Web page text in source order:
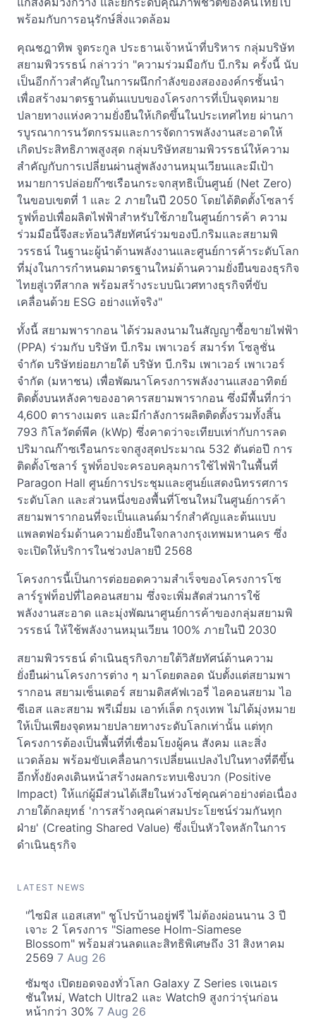
พร้อมกับการอนุรักษ์สิ่งแวดล้อม
คุณชฎาทิพ จูตระกูล ประธานเจ้าหน้าที่บริหาร กลุ่มบริษัท
สยามพิวรรธน์ กล่าวว่า "ความร่วมมือกับ บี.กริม ครั้งนี้ นับ
เป็นอีกก้าวสำคัญในการผนึกกำลังของสององค์กรชั้นนำ
เพื่อสร้างมาตรฐานต้นแบบของโครงการที่เป็นจุดหมาย
ปลายทางแห่งความยั่งยืนให้เกิดขึ้นในประเทศไทย ผ่านกา
รบูรณาการนวัตกรรมและการจัดการพลังงานสะอาดให้
เกิดประสิทธิภาพสูงสุด กลุ่มบริษัทสยามพิวรรธน์ให้ความ
สำคัญกับการเปลี่ยนผ่านสู่พลังงานหมุนเวียนและมีเป้า
หมายการปล่อยก๊าซเรือนกระจกสุทธิเป็นศูนย์ (Net Zero)
ในขอบเขตที่ 1 และ 2 ภายในปี 2050 โดยได้ติดตั้งโซลาร์
รูฟท็อปเพื่อผลิตไฟฟ้าสำหรับใช้ภายในศูนย์การค้า ความ
ร่วมมือนี้จึงสะท้อนวิสัยทัศน์ร่วมของบี.กริมและสยามพิ
วรรธน์ ในฐานะผู้นำด้านพลังงานและศูนย์การค้าระดับโลก
ที่มุ่งในการกำหนดมาตรฐานใหม่ด้านความยั่งยืนของธุรกิจ
ไทยสู่เวทีสากล พร้อมสร้างระบบนิเวศทางธุรกิจที่ขับ
เคลื่อนด้วย ESG อย่างแท้จริง"
ทั้งนี้ สยามพารากอน ได้ร่วมลงนามในสัญญาซื้อขายไฟฟ้า
(PPA) ร่วมกับ บริษัท บี.กริม เพาเวอร์ สมาร์ท โซลูชั่น
จำกัด บริษัทย่อยภายใต้ บริษัท บี.กริม เพาเวอร์ เพาเวอร์
จำกัด (มหาชน) เพื่อพัฒนาโครงการพลังงานแสงอาทิตย์
ติดตั้งบนหลังคาของอาคารสยามพารากอน ซึ่งมีพื้นที่กว่า
4,600 ตารางเมตร และมีกำลังการผลิตติดตั้งรวมทั้งสิ้น
793 กิโลวัตต์พีค (kWp) ซึ่งคาดว่าจะเทียบเท่ากับการลด
ปริมาณก๊าซเรือนกระจกสูงสุดประมาณ 532 ตันต่อปี การ
ติดตั้งโซลาร์ รูฟท็อปจะครอบคลุมการใช้ไฟฟ้าในพื้นที่
Paragon Hall ศูนย์การประชุมและศูนย์แสดงนิทรรศการ
ระดับโลก และส่วนหนึ่งของพื้นที่โซนใหม่ในศูนย์การค้า
สยามพารากอนที่จะเป็นแลนด์มาร์กสำคัญและต้นแบบ
แพลตฟอร์มด้านความยั่งยืนใจกลางกรุงเทพมหานคร ซึ่ง
จะเปิดให้บริการในช่วงปลายปี 2568
โครงการนี้เป็นการต่อยอดความสำเร็จของโครงการโซ
ลาร์รูฟท็อปที่ไอคอนสยาม ซึ่งจะเพิ่มสัดส่วนการใช้
พลังงานสะอาด และมุ่งพัฒนาศูนย์การค้าของกลุ่มสยามพิ
วรรธน์ ให้ใช้พลังงานหมุนเวียน 100% ภายในปี 2030
สยามพิวรรธน์ ดำเนินธุรกิจภายใต้วิสัยทัศน์ด้านความ
ยั่งยืนผ่านโครงการต่าง ๆ มาโดยตลอด นับตั้งแต่สยามพา
รากอน สยามเซ็นเตอร์ สยามดิสคัฟเวอรี่ ไอคอนสยาม ไอ
ซีเอส และสยาม พรีเมี่ยม เอาท์เล็ต กรุงเทพ ไม่ได้มุ่งหมาย
ให้เป็นเพียงจุดหมายปลายทางระดับโลกเท่านั้น แต่ทุก
โครงการต้องเป็นพื้นที่ที่เชื่อมโยงผู้คน สังคม และสิ่ง
แวดล้อม พร้อมขับเคลื่อนการเปลี่ยนแปลงไปในทางที่ดีขึ้น
อีกทั้งยังคงเดินหน้าสร้างผลกระทบเชิงบวก (Positive
Impact) ให้แก่ผู้มีส่วนได้เสียในห่วงโซ่คุณค่าอย่างต่อเนื่อง
ภายใต้กลยุทธ์ 'การสร้างคุณค่าสมประโยชน์ร่วมกันทุก
ฝ่าย' (Creating Shared Value) ซึ่งเป็นหัวใจหลักในการ
ดำเนินธุรกิจ
LATEST NEWS
"ไซมิส แอสเสท" ชูโปรบ้านอยู่ฟรี ไม่ต้องผ่อนนาน 3 ปี
เจาะ 2 โครงการ "Siamese Holm-Siamese
Blossom" พร้อมส่วนลดและสิทธิพิเศษถึง 31 สิงหาคม
2569 7 Aug 26
ซัมซุง เปิดยอดจองทั่วโลก Galaxy Z Series เจเนอเร
ชันใหม่, Watch Ultra2 และ Watch9 สูงกว่ารุ่นก่อน
หน้ากว่า 30% 7 Aug 26